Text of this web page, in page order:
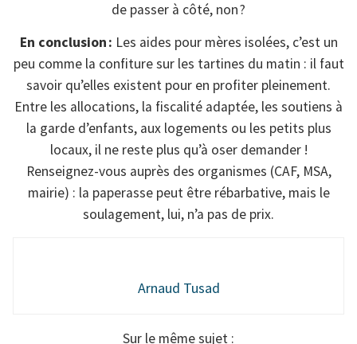
de passer à côté, non ?
En conclusion : Les aides pour mères isolées, c’est un
peu comme la confiture sur les tartines du matin : il faut
savoir qu’elles existent pour en profiter pleinement.
Entre les allocations, la fiscalité adaptée, les soutiens à
la garde d’enfants, aux logements ou les petits plus
locaux, il ne reste plus qu’à oser demander !
Renseignez-vous auprès des organismes (CAF, MSA,
mairie) : la paperasse peut être rébarbative, mais le
soulagement, lui, n’a pas de prix.
Arnaud Tusad
Sur le même sujet :